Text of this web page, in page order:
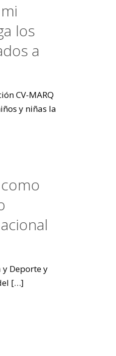
los
a
CV-MARQ
y niñas la
Deporte y
[…]